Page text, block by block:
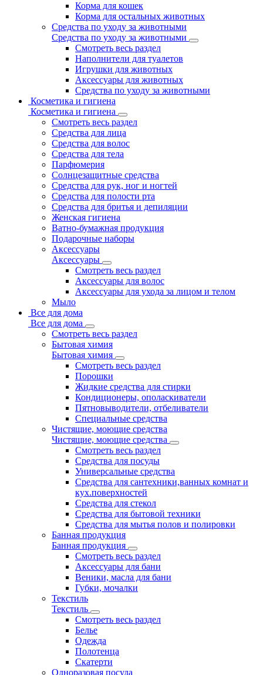
Корма для кошек
Корма для остальных животных
Средства по уходу за животными
Средства по уходу за животными
Смотреть весь раздел
Наполнители для туалетов
Игрушки для животных
Аксессуары для животных
Средства по уходу за животными
Косметика и гигиена
Косметика и гигиена
Смотреть весь раздел
Средства для лица
Средства для волос
Средства для тела
Парфюмерия
Солнцезащитные средства
Средства для рук, ног и ногтей
Средства для полости рта
Средства для бритья и депиляции
Женская гигиена
Ватно-бумажная продукция
Подарочные наборы
Аксессуары
Аксессуары
Смотреть весь раздел
Аксессуары для волос
Аксессуары для ухода за лицом и телом
Мыло
Все для дома
Все для дома
Смотреть весь раздел
Бытовая химия
Бытовая химия
Смотреть весь раздел
Порошки
Жидкие средства для стирки
Кондиционеры, ополаскиватели
Пятновыводители, отбеливатели
Специальные средства
Чистящие, моющие средства
Чистящие, моющие средства
Смотреть весь раздел
Средства для посуды
Универсальные средства
Средства для сантехники,ванных комнат и
кух.поверхностей
Средства для стекол
Средства для бытовой техники
Средства для мытья полов и полировки
Банная продукция
Банная продукция
Смотреть весь раздел
Аксессуары для бани
Веники, масла для бани
Губки, мочалки
Текстиль
Текстиль
Смотреть весь раздел
Белье
Одежда
Полотенца
Скатерти
Одноразовая посуда